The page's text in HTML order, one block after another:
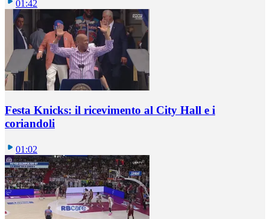
01:42
Festa Knicks: il ricevimento al City Hall e i
coriandoli
01:02